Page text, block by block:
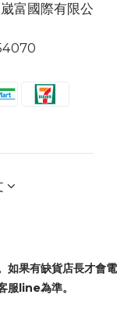
富國際有限公
如果有缺貨店長才會電
服line為準。